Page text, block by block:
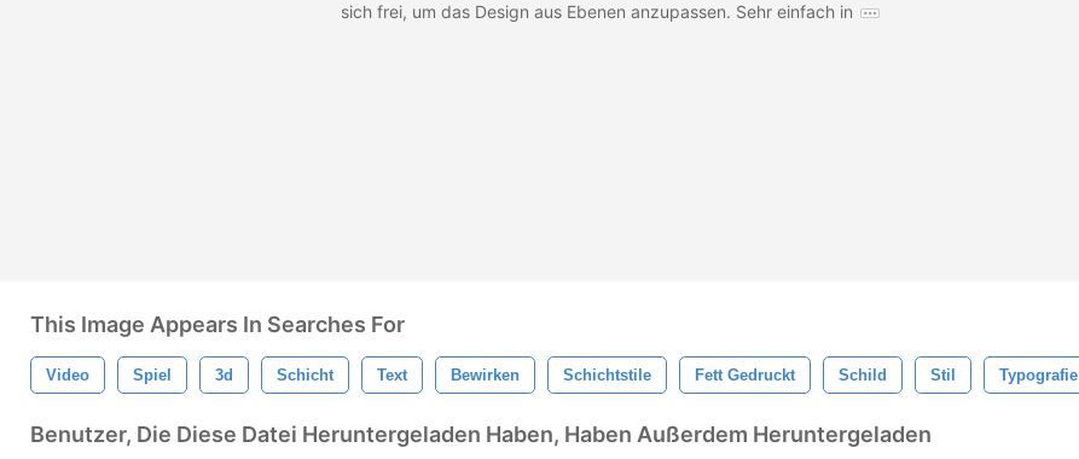
sich frei, um das Design aus Ebenen anzupassen. Sehr einfach in
This Image Appears In Searches For
Video Spiel 3d Schicht Text Bewirken Schichtstile Fett Gedruckt Schild Stil Typografie
Benutzer, Die Diese Datei Heruntergeladen Haben, Haben Außerdem Heruntergeladen